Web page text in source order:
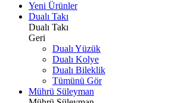
Yeni Ürünler
Dualı Takı
Dualı Takı
Geri
Dualı Yüzük
Dualı Kolye
Dualı Bileklik
Tümünü Gör
Mührü Süleyman